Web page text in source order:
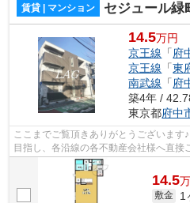
賃貸 | マンション セジュール緑町
14.5万円
京王線 「府
京王線 「東
南武線 「府
築4年 /
東京都府中
ここまでご覧頂きありがとうございます
目指し、各沿線の各不動産会社様へ直接
様へ提供しております！最新の情報は...
14.5万
敷金 1